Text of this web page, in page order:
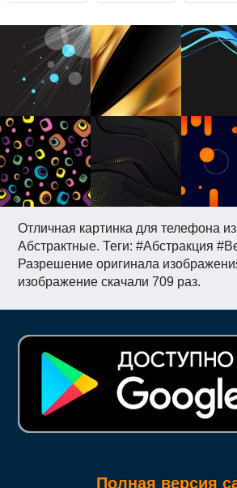
Отличная картинка для телефона
Абстрактные. Теги: #Абстракция
Разрешение оригинала
изображение скачали 709 раз.
Полная версия